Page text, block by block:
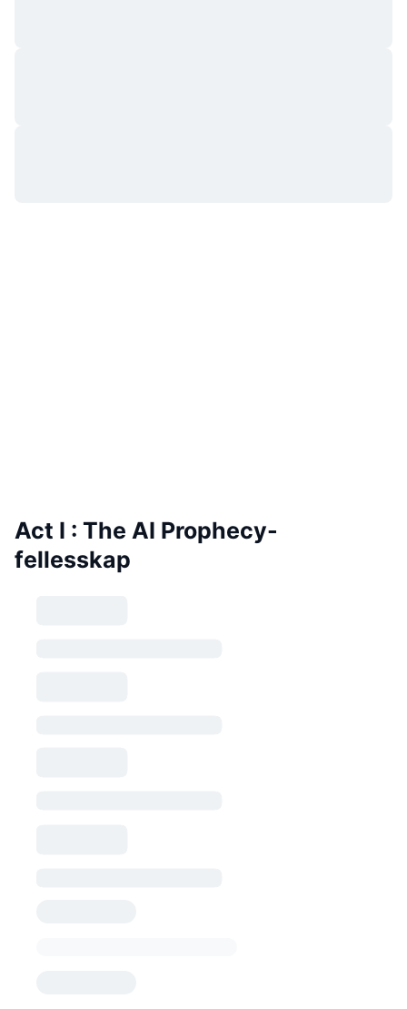
Act I : The AI Prophecy-
fellesskap